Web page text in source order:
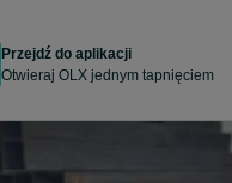
Przejdź do aplikacji
Otwieraj OLX jednym tapnięciem